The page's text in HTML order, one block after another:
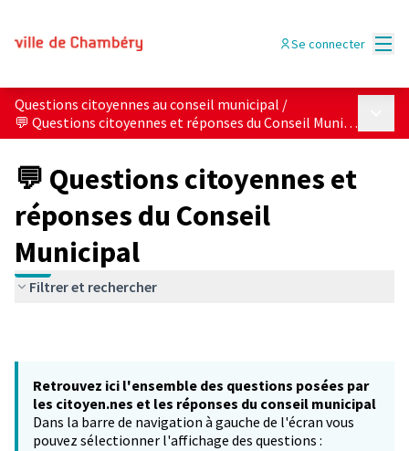
Se connecter
Questions citoyennes au conseil municipal /
💬 Questions citoyennes et réponses du Conseil Municipal
💬 Questions citoyennes et
réponses du Conseil
Municipal
Filtrer et rechercher
Retrouvez ici l'ensemble des questions posées par
les citoyen.nes et les réponses du conseil municipal
Dans la barre de navigation à gauche de l'écran vous
pouvez sélectionner l'affichage des questions :